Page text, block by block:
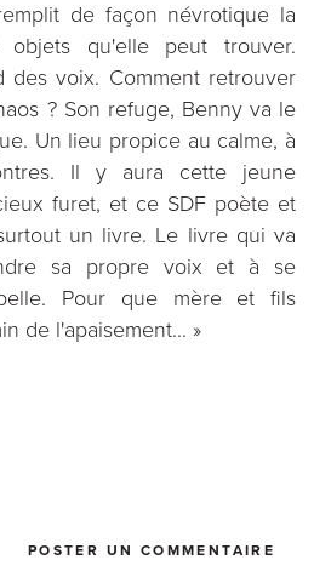
de façon névrotique la
qu'elle peut trouver.
des voix. Comment retrouver
? Son refuge, Benny va le
Un lieu propice au calme, à
Il y aura cette jeune
furet, et ce SDF poète et
un livre. Le livre qui va
sa propre voix et à se
Pour que mère et fils
de l'apaisement... »
POSTER UN COMMENTAIRE